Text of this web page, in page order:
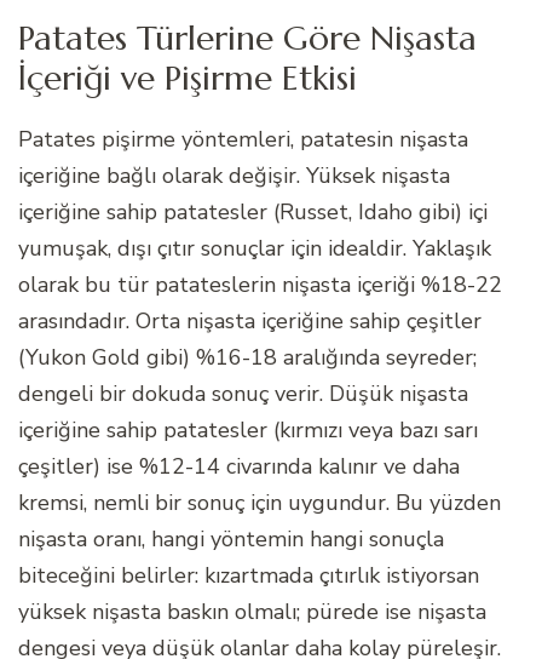
Patates Türlerine Göre Nişasta
İçeriği ve Pişirme Etkisi
Patates pişirme yöntemleri, patatesin nişasta
içeriğine bağlı olarak değişir. Yüksek nişasta
içeriğine sahip patatesler (Russet, Idaho gibi) içi
yumuşak, dışı çıtır sonuçlar için idealdir. Yaklaşık
olarak bu tür patateslerin nişasta içeriği %18-22
arasındadır. Orta nişasta içeriğine sahip çeşitler
(Yukon Gold gibi) %16-18 aralığında seyreder;
dengeli bir dokuda sonuç verir. Düşük nişasta
içeriğine sahip patatesler (kırmızı veya bazı sarı
çeşitler) ise %12-14 civarında kalınır ve daha
kremsi, nemli bir sonuç için uygundur. Bu yüzden
nişasta oranı, hangi yöntemin hangi sonuçla
biteceğini belirler: kızartmada çıtırlık istiyorsan
yüksek nişasta baskın olmalı; pürede ise nişasta
dengesi veya düşük olanlar daha kolay püreleşir.